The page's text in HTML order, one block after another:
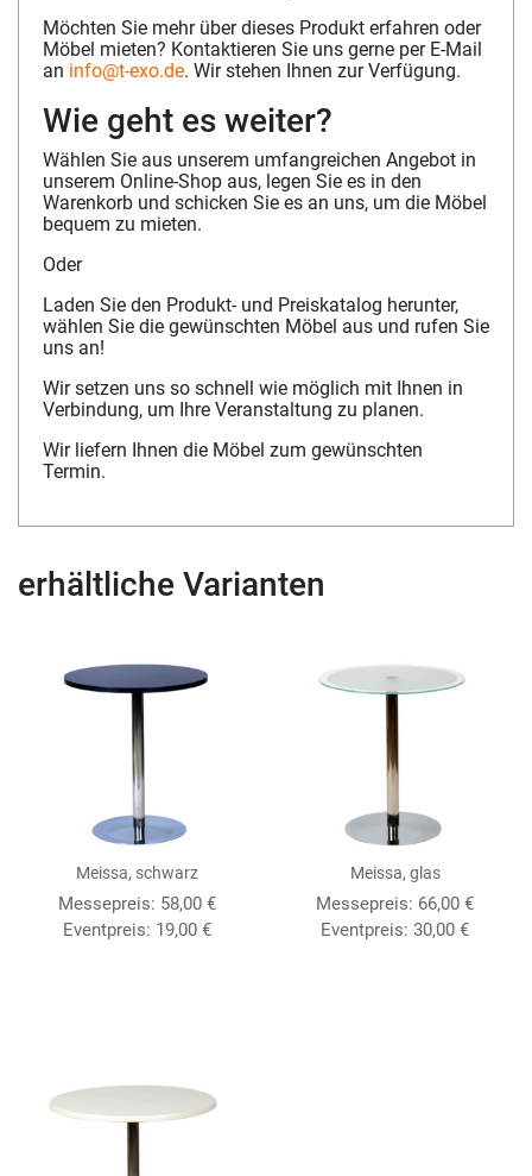
Möchten Sie mehr über dieses Produkt erfahren oder
Möbel mieten? Kontaktieren Sie uns gerne per E-Mail
an info@t-exo.de. Wir stehen Ihnen zur Verfügung.
Wie geht es weiter?
Wählen Sie aus unserem umfangreichen Angebot in
unserem Online-Shop aus, legen Sie es in den
Warenkorb und schicken Sie es an uns, um die Möbel
bequem zu mieten.
Oder
Laden Sie den Produkt- und Preiskatalog herunter,
wählen Sie die gewünschten Möbel aus und rufen Sie
uns an!
Wir setzen uns so schnell wie möglich mit Ihnen in
Verbindung, um Ihre Veranstaltung zu planen.
Wir liefern Ihnen die Möbel zum gewünschten
Termin.
erhältliche Varianten
Meissa, schwarz
Messepreis: 58,00 €
Eventpreis: 19,00 €
Meissa, glas
Messepreis: 66,00€
Eventpreis:30,00€